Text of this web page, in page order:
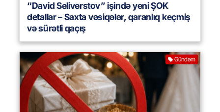
“David Seliverstov” işində yeni ŞOK
detallar – Saxta vəsiqələr, qaranlıq keçmiş
və sürətli qaçış
Gündəm